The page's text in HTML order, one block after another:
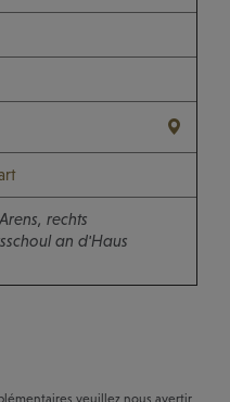
rechts
an d'Haus
veuillez nous avertir